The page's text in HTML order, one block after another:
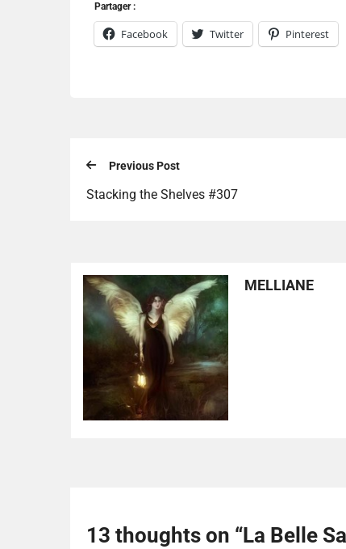
Partager :
Facebook Twitter Pinterest
Previous Post
Stacking the Shelves #307
MELLIANE
13 thoughts on “La Belle